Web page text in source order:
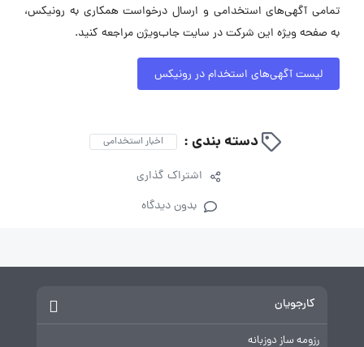
تمامی آگهی‌های استخدامی و ارسال درخواست همکاری به رونیکس،
به صفحه ویژه این شرکت در سایت جاب‌ویژن مراجعه کنید.
لیست آگهی‌های استخدام در رونیکس
دسته بندی : اخبار استخدامی
اشتراک گذاری
بدون دیدگاه
کارجویان
رزومه ساز دوزبانه